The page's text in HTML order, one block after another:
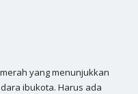
yang menunjukkan
ibukota. Harus ada